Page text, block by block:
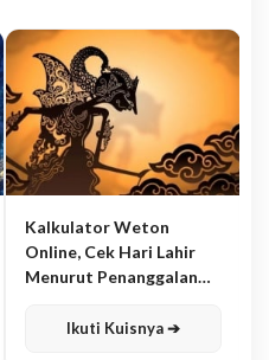
Kalkulator Weton
Online, Cek Hari Lahir
Menurut Penanggalan
Ikuti Kuisnya ➔